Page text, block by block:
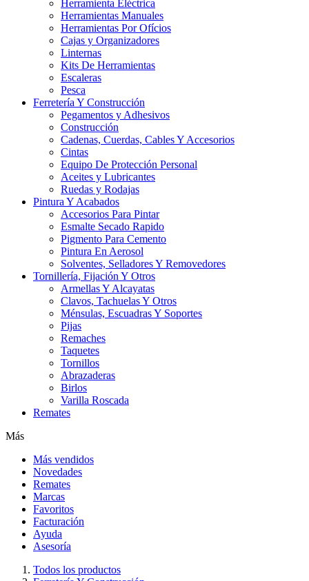
Herramienta Eléctrica
Herramientas Manuales
Herramientas Por Ofícios
Cajas y Organizadores
Linternas
Kits De Herramientas
Escaleras
Pesca
Ferretería Y Construcción
Pegamentos y Adhesivos
Construcción
Cadenas, Cuerdas, Cables Y Accesorios
Cintas
Equipo De Protección Personal
Aceites y Lubricantes
Ruedas y Rodajas
Pintura Y Acabados
Accesorios Para Pintar
Esmalte Secado Rapido
Pigmento Para Cemento
Pintura En Aerosol
Solventes, Selladores Y Removedores
Tornillería, Fijación Y Otros
Armellas Y Alcayatas
Clavos, Tachuelas Y Otros
Ménsulas, Escuadras Y Soportes
Pijas
Remaches
Taquetes
Tornillos
Abrazaderas
Birlos
Varilla Roscada
Remates
Más
Más vendidos
Novedades
Remates
Marcas
Favoritos
Facturación
Ayuda
Asesoría
Todos los productos